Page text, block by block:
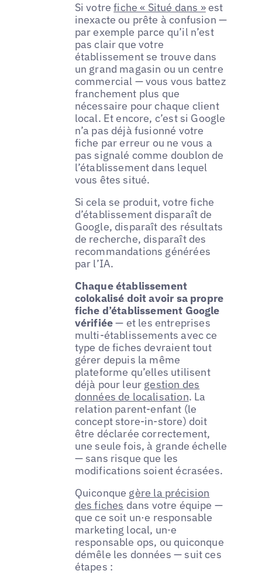
Si votrefiche « Situé dans »est
inexacte ou prête à confusion —
par exemple parce qu’il n’est
pas clair que votre
établissement se trouve dans
un grand magasin ou un centre
commercial — vous vous battez
franchement plus que
nécessaire pour chaque client
local. Et encore, c’est si Google
n’a pas déjà fusionné votre
fiche par erreur ou ne vous a
pas signalé comme doublon de
l’établissement dans lequel
vous êtes situé.
Si cela se produit, votre fiche
d’établissement disparaît de
Google, disparaît des résultats
de recherche, disparaît des
recommandations générées
par l’IA.
Chaque établissement
colokalisé doit avoir sa propre
fiche d’établissement Google
vérifiée— et les entreprises
multi-établissements avec ce
type de fiches devraient tout
gérer depuis la même
plateforme qu’elles utilisent
déjà pour leur gestion des
données de localisation. La
relation parent-enfant (le
concept store-in-store) doit
être déclarée correctement,
une seule fois, à grande échelle
— sans risque que les
modifications soient écrasées.
Quiconque gère la précision
des fiches dans votre équipe —
que ce soit un·e responsable
marketing local, un·e
responsable ops, ou quiconque
démêle les données — suit ces
étapes :